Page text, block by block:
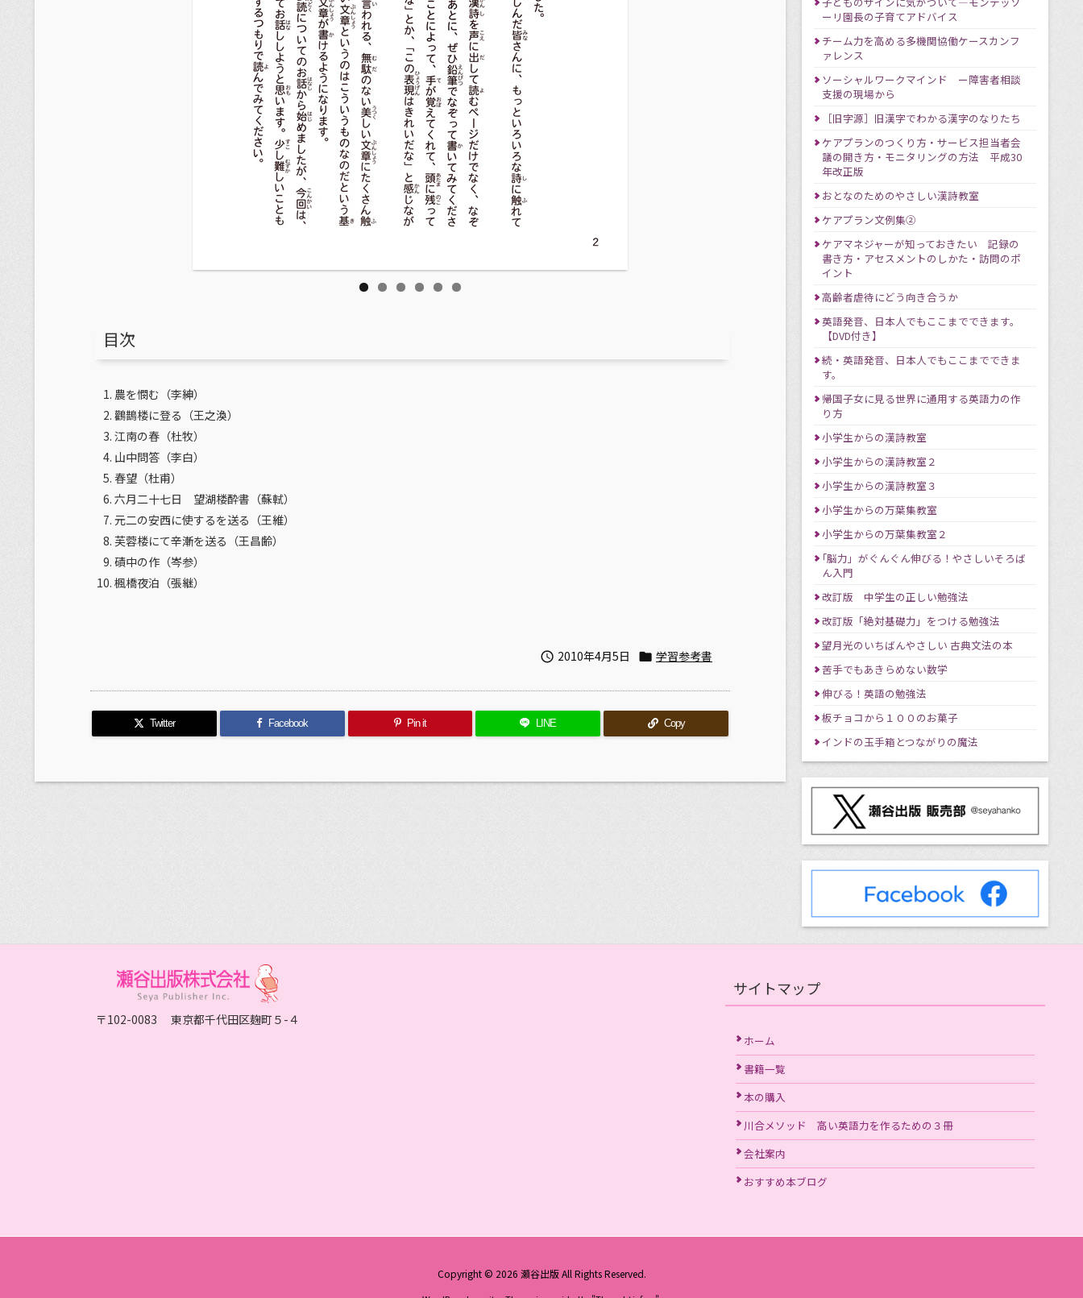
目次
農を憫む（李紳）
鸛鵲楼に登る（王之渙）
江南の春（杜牧）
山中問答（李白）
春望（杜甫）
六月二十七日 望湖楼酔書（蘇軾）
元二の安西に使するを送る（王維）
芙蓉楼にて辛漸を送る（王昌齢）
磧中の作（岑参）
楓橋夜泊（張継）
 2010年4月5日  学習参考書
Twitter Facebook Pin it LINE Copy
ーリ園長の子育てアドバイス
チーム力を高める多機関協働ケースカンフ
ァレンス
ソーシャルワークマインド ー障害者相談
支援の現場から
［旧字源］旧漢字でわかる漢字のなりたち
ケアプランのつくり方・サービス担当者会
議の開き方・モニタリングの方法 平成30
年改正版
おとなのためのやさしい漢詩教室
ケアプラン文例集②
ケアマネジャーが知っておきたい 記録の
書き方・アセスメントのしかた・訪問のポ
イント
高齢者虐待にどう向き合うか
英語発音、日本人でもここまでできます。
【DVD付き】
続・英語発音、日本人でもここまでできま
す。
帰国子女に見る世界に通用する英語力の作
り方
小学生からの漢詩教室
小学生からの漢詩教室２
小学生からの漢詩教室３
小学生からの万葉集教室
小学生からの万葉集教室２
｢脳力」がぐんぐん伸びる！やさしいそろば
ん入門
改訂版 中学生の正しい勉強法
改訂版「絶対基礎力」をつける勉強法
望月光のいちばんやさしい 古典文法の本
苦手でもあきらめない数学
伸びる！英語の勉強法
板チョコから１００のお菓子
インドの玉手箱とつながりの魔法
〒102-0083 東京都千代田区麹町５-４
サイトマップ
ホーム
書籍一覧
本の購入
川合メソッド 高い英語力を作るための３冊
会社案内
おすすめ本ブログ
Copyright © 2026 瀬谷出版All Rights Reserved.